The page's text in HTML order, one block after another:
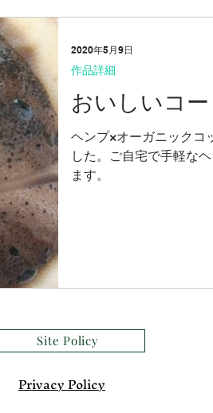
おいしいコ
ヘンプ×オーガニックコ
した。ご自宅で手軽な
ます。
作品詳細
2020年5月9日
Site Policy
​Privacy Policy